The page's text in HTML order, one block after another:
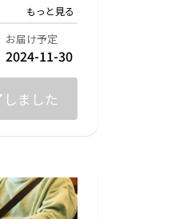
鶏卵、こうち
お届け予定
2024-11-30
ました